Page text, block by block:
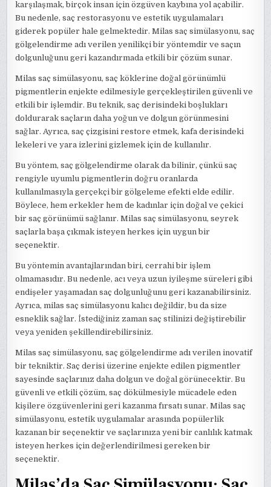
karşılaşmak, birçok insan için özgüven kaybına yol açabilir.
Bu nedenle, saç restorasyonu ve estetik uygulamaları
giderek popüler hale gelmektedir. Milas saç simülasyonu, saç
gölgelendirme adı verilen yenilikçi bir yöntemdir ve saçın
dolgunluğunu geri kazandırmada etkili bir çözüm sunar.
Milas saç simülasyonu, saç köklerine doğal görünümlü
pigmentlerin enjekte edilmesiyle gerçekleştirilen güvenli ve
etkili bir işlemdir. Bu teknik, saç derisindeki boşlukları
doldurarak saçların daha yoğun ve dolgun görünmesini
sağlar. Ayrıca, saç çizgisini restore etmek, kafa derisindeki
lekeleri ve yara izlerini gizlemek için de kullanılır.
Bu yöntem, saç gölgelendirme olarak da bilinir, çünkü saç
rengiyle uyumlu pigmentlerin doğru oranlarda
kullanılmasıyla gerçekçi bir gölgeleme efekti elde edilir.
Böylece, hem erkekler hem de kadınlar için doğal ve çekici
bir saç görünümü sağlanır. Milas saç simülasyonu, seyrek
saçlarla başa çıkmak isteyen herkes için uygun bir
seçenektir.
Bu yöntemin avantajlarından biri, cerrahi bir işlem
olmamasıdır. Bu nedenle, acı veya uzun iyileşme süreleri gibi
endişeler yaşamadan saç dolgunluğunu geri kazanabilirsiniz.
Ayrıca, milas saç simülasyonu kalıcı değildir, bu da size
esneklik sağlar. İstediğiniz zaman saç stilinizi değiştirebilir
veya yeniden şekillendirebilirsiniz.
Milas saç simülasyonu, saç gölgelendirme adı verilen inovatif
bir tekniktir. Saç derisi üzerine enjekte edilen pigmentler
sayesinde saçlarınız daha dolgun ve doğal görünecektir. Bu
güvenli ve etkili çözüm, saç dökülmesiyle mücadele eden
kişilere özgüvenlerini geri kazanma fırsatı sunar. Milas saç
simülasyonu, estetik uygulamalar arasında popülerlik
kazanan bir seçenektir ve saçlarınıza yeni bir canlılık katmak
isteyen herkes için değerlendirilmesi gereken bir
seçenektir.